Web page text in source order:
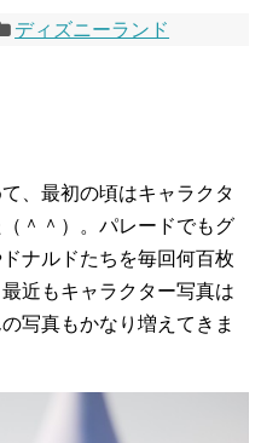
ディズニーランド
、最初の頃はキャラクタ
＾＾）。パレードでもグ
ナルドたちを毎回何百枚
近もキャラクター写真は
写真もかなり増えてきま